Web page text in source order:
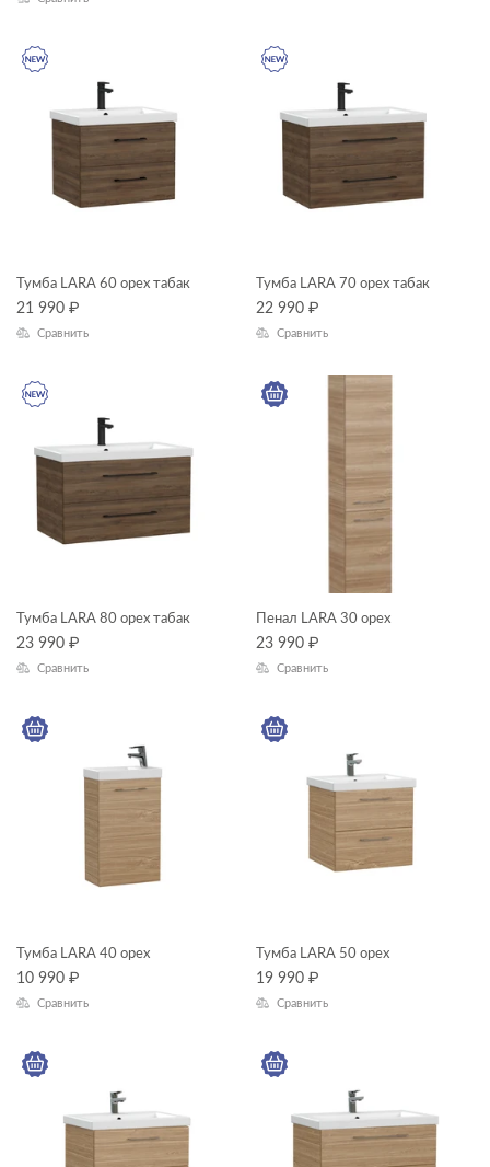
душевой гарнитур
пеналы
прямоугольные ванны
унитазы-компакты
Ширина, см
Длина, см
LARA
Тумба LARA 60 орех табак
21 990 ₽
Сравнить
Тумба LARA 70 орех табак
22 990 ₽
Сравнить
Тумба LARA 80 орех табак
23 990 ₽
Сравнить
Пенал LARA 30 орех
23 990 ₽
Сравнить
Тумба LARA 40 орех
10 990 ₽
Сравнить
Тумба LARA 50 орех
19 990 ₽
Сравнить